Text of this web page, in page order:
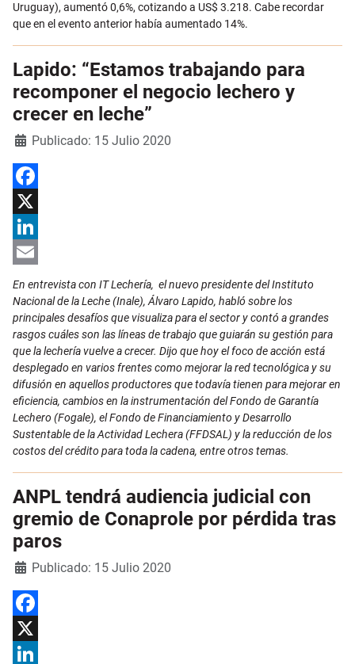
Uruguay), aumentó 0,6%, cotizando a US$ 3.218. Cabe recordar
que en el evento anterior había aumentado 14%.
Lapido: “Estamos trabajando para
recomponer el negocio lechero y
crecer en leche”
DetallesPublicado: 15 Julio 2020
Facebook
X
LinkedIn
En entrevista con IT Lechería, el nuevo presidente del Instituto
Nacional de la Leche (Inale), Álvaro Lapido, habló sobre los
principales desafíos que visualiza para el sector y contó a grandes
rasgos cuáles son las líneas de trabajo que guiarán su gestión para
que la lechería vuelve a crecer. Dijo que hoy el foco de acción está
desplegado en varios frentes como mejorar la red tecnológica y su
difusión en aquellos productores que todavía tienen para mejorar en
eficiencia, cambios en la instrumentación del Fondo de Garantía
Lechero (Fogale), el Fondo de Financiamiento y Desarrollo
Sustentable de la Actividad Lechera (FFDSAL) y la reducción de los
costos del crédito para toda la cadena, entre otros temas.
ANPL tendrá audiencia judicial con
gremio de Conaprole por pérdida tras
paros
DetallesPublicado: 15 Julio 2020
Facebook
X